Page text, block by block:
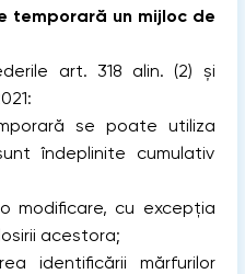
temporară un mijloc de
art. 318 alin. (2) și
se poate utiliza
îndeplinite cumulativ
modificare, cu excepţia
acestora;
identificării mărfurilor